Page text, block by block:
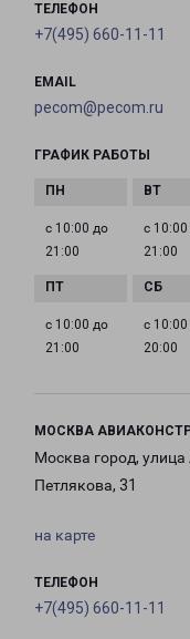
ТЕЛЕФОН
+7(495) 660-11-11
EMAIL
pecom@pecom.ru
ГРАФИК РАБОТЫ
с 10:00 до
21:00
с
21:00
с 10:00 до
21:00
с
20:00
МОСКВА
Москва город,
Петлякова, 31
на карте
ТЕЛЕФОН
+7(495) 660-11-11